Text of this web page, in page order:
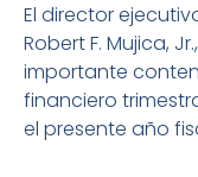
El director
Robert F. Mujica,
importante
financiero
el presente año